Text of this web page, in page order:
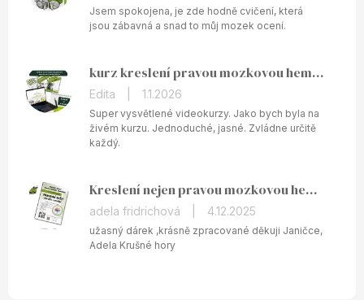
produktu
je
5
hvězdiček.
Jsem spokojena, je zde hodně cvičení, která
jsou zábavná a snad to můj mozek ocení.
kurz kreslení pravou mozkovou hemisférou ONLINE
Hodnocení
produktu
je
5
hvězdiček.
Edita 1.1.2026
Super vysvětlené videokurzy. Jako bych byla na
živém kurzu. Jednoduché, jasné. Zvládne určitě
každý.
Kreslení nejen pravou mozkovou hemisférou - tištěný pracovní sešit
Hodnocení
produktu
je
adela fridrichová 4.12.2025
užasný dárek ,krásně zpracované děkuji Janičce,
Adela Krušné hory